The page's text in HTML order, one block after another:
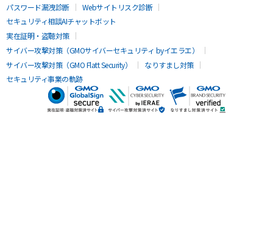
パスワード漏洩診断
Webサイトリスク診断
セキュリティ相談AIチャットボット
実在証明・盗聴対策
サイバー攻撃対策（GMOサイバーセキュリティ byイエラエ）
サイバー攻撃対策（GMO Flatt Security）
なりすまし対策
セキュリティ事業の軌跡